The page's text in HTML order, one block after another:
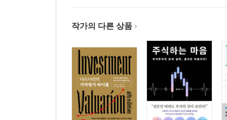
작가의 다른 상품